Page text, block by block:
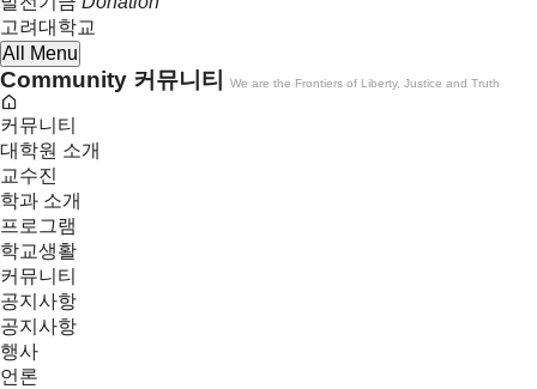
고려대학교
All Menu
Community 커뮤니티 We are the Frontiers of Liberty, Justice and Truth
커뮤니티
대학원 소개
교수진
학과 소개
프로그램
학교생활
커뮤니티
공지사항
공지사항
행사
언론